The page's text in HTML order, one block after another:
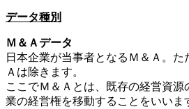
データ種別
Ｍ＆Ａデータ
日本企業が当事者となるＭ＆Ａ。た
Ａは除きます。
ここでＭ＆Ａとは、既存の経営資
業の経営権を移動することをいいま